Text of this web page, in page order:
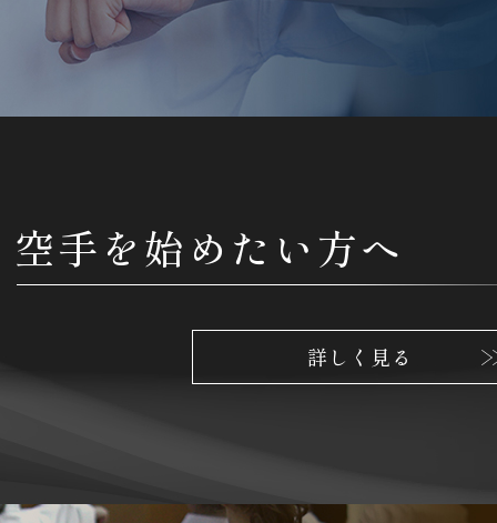
空手を始めたい方へ
詳しく見る